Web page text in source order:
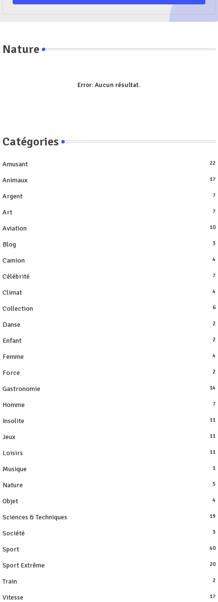
Nature
Error: Aucun résultat.
Catégories
Amusant 22
Animaux 17
Argent 7
Art 7
Aviation 10
Blog 3
Camion 4
Célébrité 7
Climat 4
Collection 6
Danse 2
Enfant 2
Femme 4
Force 2
Gastronomie 14
Homme 7
Insolite 11
Jeux 11
Loisirs 11
Musique 1
Nature 5
Objet 4
Sciences & Techniques 19
Société 3
Sport 40
Sport Extrême 20
Train 2
Vitesse 17